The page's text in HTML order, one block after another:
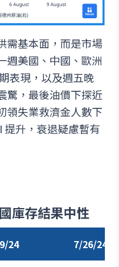
需基本面，而是市場
週美國、中國、歐洲
表現，以及週五晚
驚，最後油價下探近
領失業救濟金人數下
提升，衰退疑慮暫有
庫存結果中性
24 7/26/24